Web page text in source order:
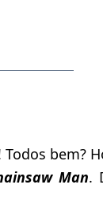
Todos bem?
Man.